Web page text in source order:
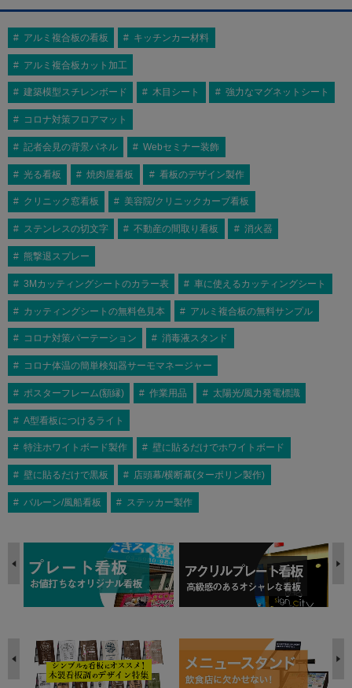
アルミ複合板の看板 キッチンカー材料
アルミ複合板カット加工
建築模型スチレンボード 木目シート 強力なマグネットシート
コロナ対策フロアマット
記者会見の背景パネル Webセミナー装飾
光る看板 焼肉屋看板 看板のデザイン製作
クリニック窓看板 美容院/クリニックカーブ看板
ステンレスの切文字 不動産の間取り看板 消火器
熊撃退スプレー
3Mカッティングシートのカラー表 車に使えるカッティングシート
カッティングシートの無料色見本 アルミ複合板の無料サンプル
コロナ対策パーテーション 消毒液スタンド
コロナ体温の簡単検知器サーモマネージャー
ポスターフレーム(額縁) 作業用品 太陽光/風力発電標識
A型看板につけるライト
特注ホワイトボード製作 壁に貼るだけでホワイトボード
壁に貼るだけで黒板 店頭幕/横断幕(ターポリン製作)
バルーン/風船看板 ステッカー製作